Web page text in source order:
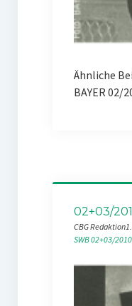
Ähnliche
BAYER 02/
02+03/
CBG Redaktion
SWB 02+03/2010